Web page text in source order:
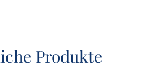
Produkte